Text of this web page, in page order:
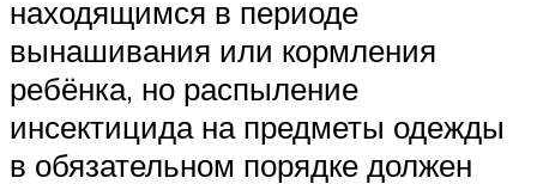
находящимся в периоде
вынашивания или кормления
ребёнка, но распыление
инсектицида на предметы одежды
в обязательном порядке должен